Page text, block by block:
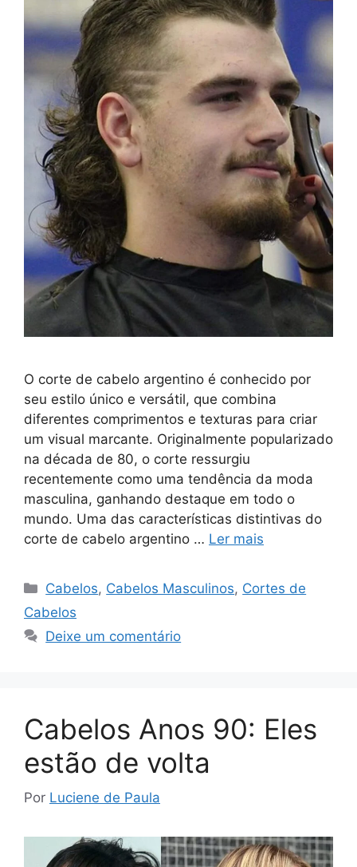
O corte de cabelo argentino é conhecido por
seu estilo único e versátil, que combina
diferentes comprimentos e texturas para criar
um visual marcante. Originalmente popularizado
na década de 80, o corte ressurgiu
recentemente como uma tendência da moda
masculina, ganhando destaque em todo o
mundo. Uma das características distintivas do
corte de cabelo argentino … Ler mais
Categorias
Cabelos, Cabelos Masculinos, Cortes de
Cabelos
Deixe um comentário
Cabelos Anos 90: Eles
estão de volta
Por Luciene de Paula